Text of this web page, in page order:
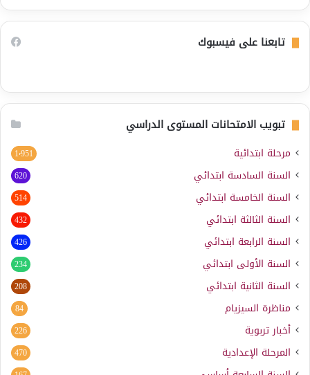
تابعنا على فيسبوك
تبويب الامتحانات المستوى الدراسي
مرحلة ابتدائية 1٬951
السنة السادسة ابتدائي 620
السنة الخامسة ابتدائي 514
السنة الثالثة ابتدائي 432
السنة الرابعة ابتدائي 426
السنة الأولى ابتدائي 234
السنة الثانية ابتدائي 208
مناظرة السيزيام 84
أخبار تربوية 226
المرحلة الإعدادية 470